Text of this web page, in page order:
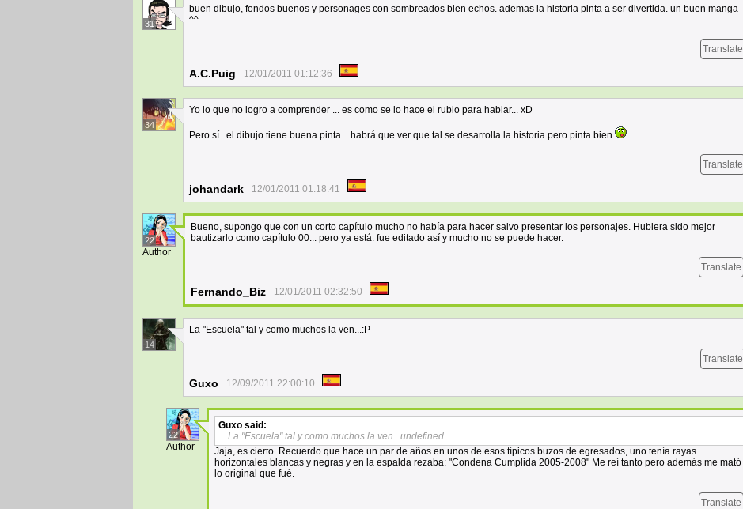
31
buen dibujo, fondos buenos y personages con sombreados bien echos. ademas la historia pinta a ser divertida. un buen manga
^^
Translate
A.C.Puig 12/01/2011 01:12:36
34
Yo lo que no logro a comprender ... es como se lo hace el rubio para hablar... xD
Pero sí.. el dibujo tiene buena pinta... habrá que ver que tal se desarrolla la historia pero pinta bien
Translate
johandark 12/01/2011 01:18:41
22
Author
Bueno, supongo que con un corto capítulo mucho no había para hacer salvo presentar los personajes. Hubiera sido mejor
bautizarlo como capítulo 00... pero ya está. fue editado así y mucho no se puede hacer.
Translate
Fernando_Biz 12/01/2011 02:32:50
14
La "Escuela" tal y como muchos la ven...:P
Translate
Guxo 12/09/2011 22:00:10
22
Author
Guxo said:
La "Escuela" tal y como muchos la ven...undefined
Jaja, es cierto. Recuerdo que hace un par de años en unos de esos típicos buzos de egresados, uno tenía rayas
horizontales blancas y negras y en la espalda rezaba: "Condena Cumplida 2005-2008" Me reí tanto pero además me mató
lo original que fué.
Translate